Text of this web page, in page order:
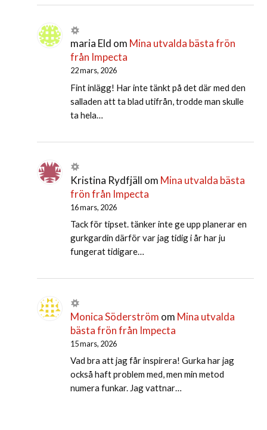
maria Eld om Mina utvalda bästa frön
från Impecta
22 mars, 2026
Fint inlägg! Har inte tänkt på det där med den
salladen att ta blad utifrån, trodde man skulle
ta hela…
Kristina Rydfjäll om Mina utvalda bästa
frön från Impecta
16 mars, 2026
Tack för tipset. tänker inte ge upp planerar en
gurkgardin därför var jag tidig i år har ju
fungerat tidigare…
Monica Söderström om Mina utvalda
bästa frön från Impecta
15 mars, 2026
Vad bra att jag får inspirera! Gurka har jag
också haft problem med, men min metod
numera funkar. Jag vattnar…